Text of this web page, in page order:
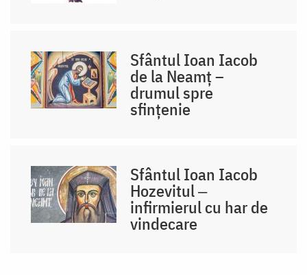
Sfântul Ioan Iacob
de la Neamț –
drumul spre
sfințenie
Sfântul Ioan Iacob
Hozevitul ‒
infirmierul cu har de
vindecare